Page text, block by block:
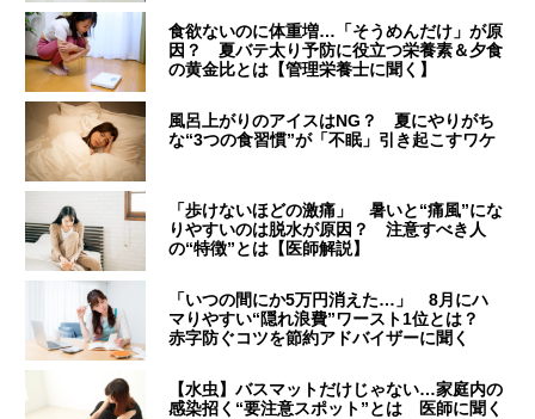
食欲ないのに体重増…「そうめんだけ」が原
因？ 夏バテ太り予防に役立つ栄養素＆夕食
の黄金比とは【管理栄養士に聞く】
風呂上がりのアイスはNG？ 夏にやりがち
な“3つの食習慣”が「不眠」引き起こすワケ
「歩けないほどの激痛」 暑いと“痛風”にな
りやすいのは脱水が原因？ 注意すべき人
の“特徴”とは【医師解説】
「いつの間にか5万円消えた…」 8月にハ
マりやすい“隠れ浪費”ワースト1位とは？
赤字防ぐコツを節約アドバイザーに聞く
【水虫】バスマットだけじゃない…家庭内の
感染招く“要注意スポット”とは 医師に聞く